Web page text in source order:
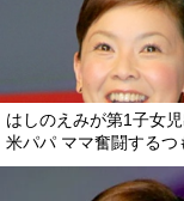
はしのえみが第1子女
米パパ ママ奮闘するつ